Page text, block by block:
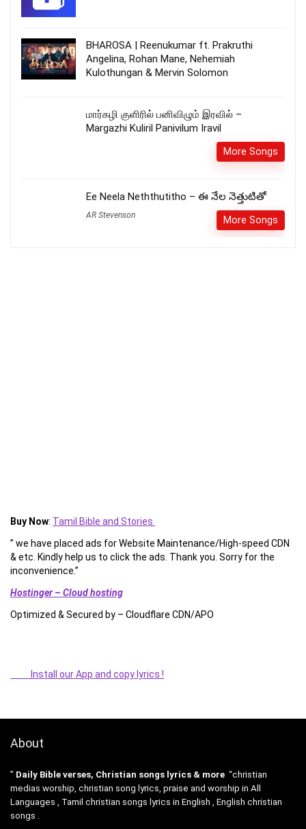
BHAROSA | Reenukumar ft. Prakruthi
Angelina, Rohan Mane, Nehemiah
Kulothungan & Mervin Solomon
மார்கழி குளிரில் பனிவிழும் இரவில் –
Margazhi Kuliril Panivilum Iravil
More Songs
Ee Neela Neththutitho – ఈ నేల నెత్తుటితో
AR Stevenson More Songs
Buy Now: Tamil Bible and Stories
” we have placed ads for Website Maintenance/High-speed CDN
& etc. Kindly help us to click the ads. Thank you. Sorry for the
inconvenience.”
Hostinger – Cloud hosting
Optimized & Secured by – Cloudflare CDN/APO
Install our App and copy lyrics !
About
” Daily Bible verses, Christian songs lyrics & more “christian
medias worship, christian song lyrics, praise and worship in All
Languages , Tamil christian songs lyrics in English , English christian
songs .